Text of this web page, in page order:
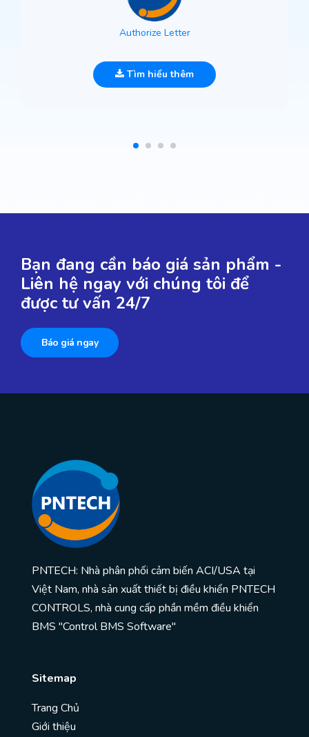
Authorize Letter
Tìm hiểu thêm
Bạn đang cần báo giá sản phẩm -
Liên hệ ngay với chúng tôi để
được tư vấn 24/7
Báo giá ngay
PNTECH: Nhà phân phối cảm biến ACI/USA tại
Việt Nam, nhà sản xuất thiết bị điều khiển PNTECH
CONTROLS, nhà cung cấp phần mềm điều khiển
BMS "Control BMS Software"
Sitemap
Trang Chủ
Giới thiệu